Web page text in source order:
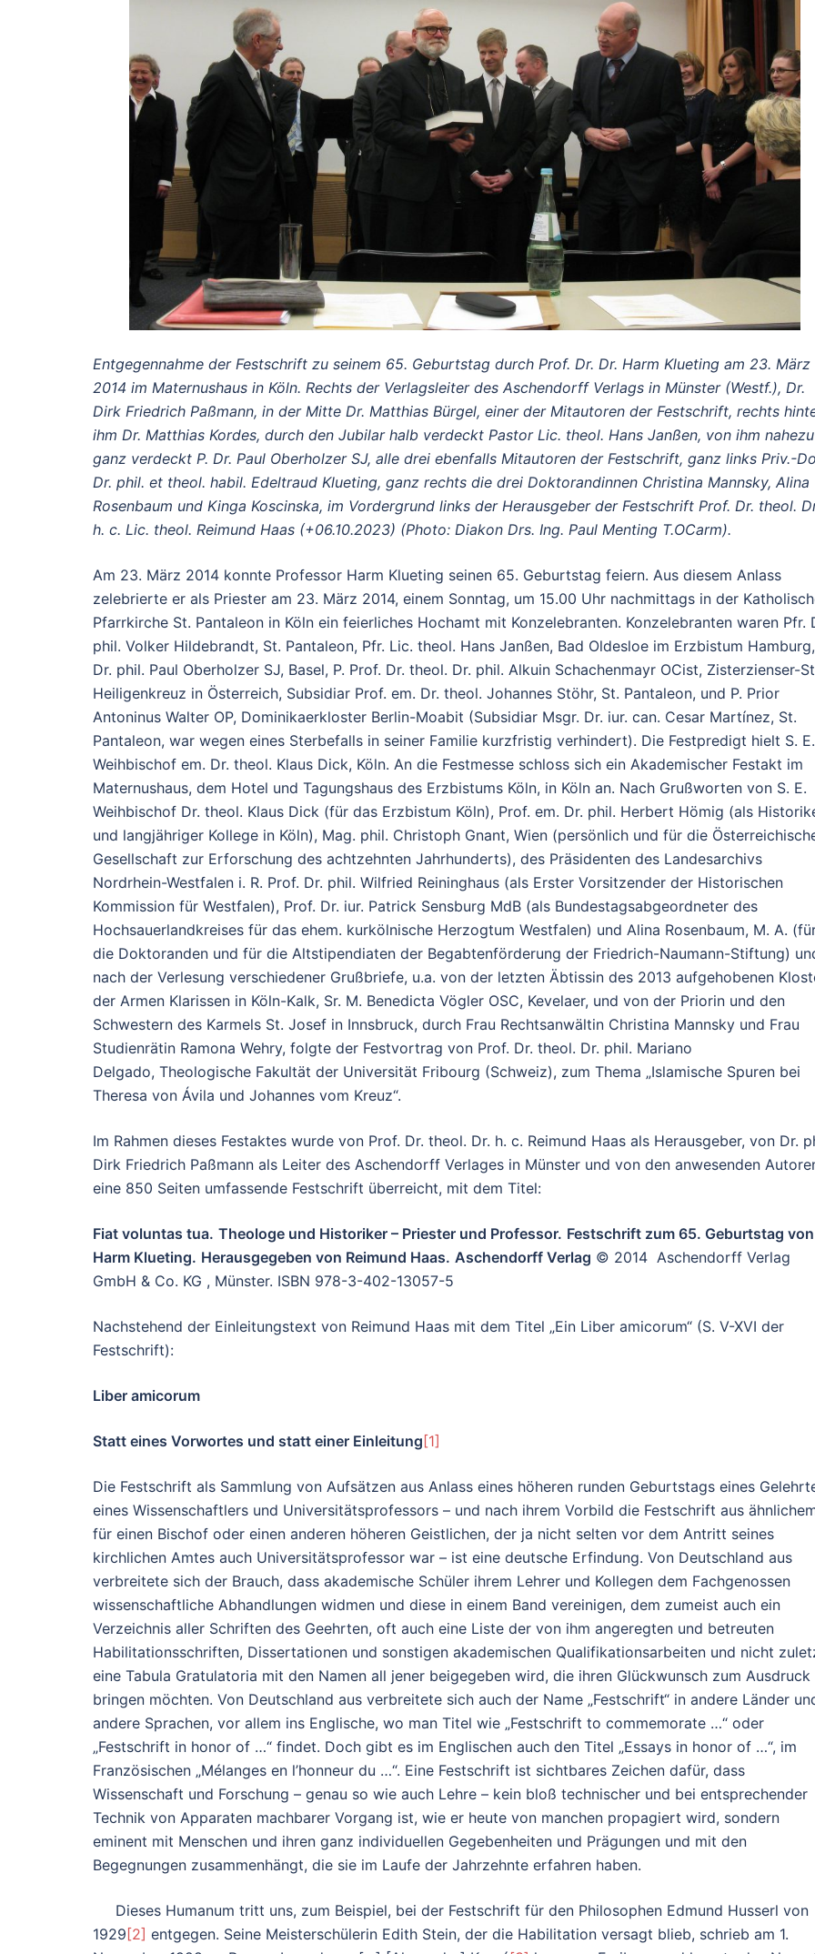
Entgegennahme der Festschrift zu seinem 65. Geburtstag durch Prof. Dr. Dr. Harm Klueting am 23. März
2014 im Maternushaus in Köln. Rechts der Verlagsleiter des Aschendorff Verlags in Münster (Westf.), Dr.
Dirk Friedrich Paßmann, in der Mitte Dr. Matthias Bürgel, einer der Mitautoren der Festschrift, rechts
ihm Dr. Matthias Kordes, durch den Jubilar halb verdeckt Pastor Lic. theol. Hans Janßen, von ihm nahezu
ganz verdeckt P. Dr. Paul Oberholzer SJ, alle drei ebenfalls Mitautoren der Festschrift, ganz links Priv.-
Dr. phil. et theol. habil. Edeltraud Klueting, ganz rechts die drei Doktorandinnen Christina Mannsky, Alina
Rosenbaum und Kinga Koscinska, im Vordergrund links der Herausgeber der Festschrift Prof. Dr. theol.
h. c. Lic. theol. Reimund Haas (+06.10.2023) (Photo: Diakon Drs. Ing. Paul Menting T.OCarm).
Am 23. März 2014 konnte Professor Harm Klueting seinen 65. Geburtstag feiern. Aus diesem Anlass
zelebrierte er als Priester am 23. März 2014, einem Sonntag, um 15.00 Uhr nachmittags in der
Pfarrkirche St. Pantaleon in Köln ein feierliches Hochamt mit Konzelebranten. Konzelebranten waren Pfr.
phil. Volker Hildebrandt, St. Pantaleon, Pfr. Lic. theol. Hans Janßen, Bad Oldesloe im Erzbistum Hamburg,
Dr. phil. Paul Oberholzer SJ, Basel, P. Prof. Dr. theol. Dr. phil. Alkuin Schachenmayr OCist, Zisterzienser-
Heiligenkreuz in Österreich, Subsidiar Prof. em. Dr. theol. Johannes Stöhr, St. Pantaleon, und P. Prior
Antoninus Walter OP, Dominikaerkloster Berlin-Moabit (Subsidiar Msgr. Dr. iur. can. Cesar Martínez, St.
Pantaleon, war wegen eines Sterbefalls in seiner Familie kurzfristig verhindert). Die Festpredigt hielt S. E.
Weihbischof em. Dr. theol. Klaus Dick, Köln. An die Festmesse schloss sich ein Akademischer Festakt im
Maternushaus, dem Hotel und Tagungshaus des Erzbistums Köln, in Köln an. Nach Grußworten von S. E.
Weihbischof Dr. theol. Klaus Dick (für das Erzbistum Köln), Prof. em. Dr. phil. Herbert Hömig (als
und langjähriger Kollege in Köln), Mag. phil. Christoph Gnant, Wien (persönlich und für die
Gesellschaft zur Erforschung des achtzehnten Jahrhunderts), des Präsidenten des Landesarchivs
Nordrhein-Westfalen i. R. Prof. Dr. phil. Wilfried Reininghaus (als Erster Vorsitzender der Historischen
Kommission für Westfalen), Prof. Dr. iur. Patrick Sensburg MdB (als Bundestagsabgeordneter des
Hochsauerlandkreises für das ehem. kurkölnische Herzogtum Westfalen) und Alina Rosenbaum, M. A.
die Doktoranden und für die Altstipendiaten der Begabtenförderung der Friedrich-Naumann-Stiftung)
nach der Verlesung verschiedener Grußbriefe, u.a. von der letzten Äbtissin des 2013 aufgehobenen
der Armen Klarissen in Köln-Kalk, Sr. M. Benedicta Vögler OSC, Kevelaer, und von der Priorin und den
Schwestern des Karmels St. Josef in Innsbruck, durch Frau Rechtsanwältin Christina Mannsky und Frau
Studienrätin Ramona Wehry, folgte der Festvortrag von Prof. Dr. theol. Dr. phil. Mariano
Delgado, Theologische Fakultät der Universität Fribourg (Schweiz), zum Thema „Islamische Spuren bei
Theresa von Ávila und Johannes vom Kreuz“.
Im Rahmen dieses Festaktes wurde von Prof. Dr. theol. Dr. h. c. Reimund Haas als Herausgeber, von Dr.
Dirk Friedrich Paßmann als Leiter des Aschendorff Verlages in Münster und von den anwesenden
eine 850 Seiten umfassende Festschrift überreicht, mit dem Titel:
Fiat voluntas tua. Theologe und Historiker – Priester und Professor. Festschrift zum 65. Geburtstag von
Harm Klueting. Herausgegeben von Reimund Haas. Aschendorff Verlag © 2014 Aschendorff Verlag
GmbH & Co. KG , Münster. ISBN 978-3-402-13057-5
Nachstehend der Einleitungstext von Reimund Haas mit dem Titel „Ein Liber amicorum“ (S. V-XVI der
Festschrift):
Liber amicorum
Statt eines Vorwortes und statt einer Einleitung [1]
Die Festschrift als Sammlung von Aufsätzen aus Anlass eines höheren runden Geburtstags eines
eines Wissenschaftlers und Universitätsprofessors – und nach ihrem Vorbild die Festschrift aus
für einen Bischof oder einen anderen höheren Geistlichen, der ja nicht selten vor dem Antritt seines
kirchlichen Amtes auch Universitätsprofessor war – ist eine deutsche Erfindung. Von Deutschland aus
verbreitete sich der Brauch, dass akademische Schüler ihrem Lehrer und Kollegen dem Fachgenossen
wissenschaftliche Abhandlungen widmen und diese in einem Band vereinigen, dem zumeist auch ein
Verzeichnis aller Schriften des Geehrten, oft auch eine Liste der von ihm angeregten und betreuten
Habilitationsschriften, Dissertationen und sonstigen akademischen Qualifikationsarbeiten und nicht
eine Tabula Gratulatoria mit den Namen all jener beigegeben wird, die ihren Glückwunsch zum Ausdruck
bringen möchten. Von Deutschland aus verbreitete sich auch der Name „Festschrift“ in andere Länder
andere Sprachen, vor allem ins Englische, wo man Titel wie „Festschrift to commemorate …“ oder
„Festschrift in honor of …“ findet. Doch gibt es im Englischen auch den Titel „Essays in honor of …“, im
Französischen „Mélanges en l’honneur du …“. Eine Festschrift ist sichtbares Zeichen dafür, dass
Wissenschaft und Forschung – genau so wie auch Lehre – kein bloß technischer und bei entsprechender
Technik von Apparaten machbarer Vorgang ist, wie er heute von manchen propagiert wird, sondern
eminent mit Menschen und ihren ganz individuellen Gegebenheiten und Prägungen und mit den
Begegnungen zusammenhängt, die sie im Laufe der Jahrzehnte erfahren haben.
Dieses Humanum tritt uns, zum Beispiel, bei der Festschrift für den Philosophen Edmund Husserl von
1929 [2] entgegen. Seine Meisterschülerin Edith Stein, der die Habilitation versagt blieb, schrieb am 1.